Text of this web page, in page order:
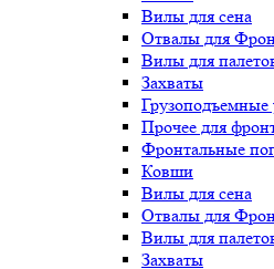
Вилы для сена
Отвалы для
Вилы для
Захваты
Грузоподъемные
Прочее для
Фронтальные
Ковши
Вилы для сена
Отвалы для
Вилы для
Захваты